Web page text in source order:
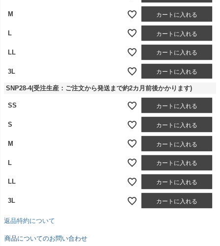
M カートに入れる
L カートに入れる
LL カートに入れる
3L カートに入れる
SNP28-4(受注生産：ご注文から発送まで約2カ月前後かかります)
SS カートに入れる
S カートに入れる
M カートに入れる
L カートに入れる
LL カートに入れる
3L カートに入れる
返品特約について
商品についてのお問い合わせ